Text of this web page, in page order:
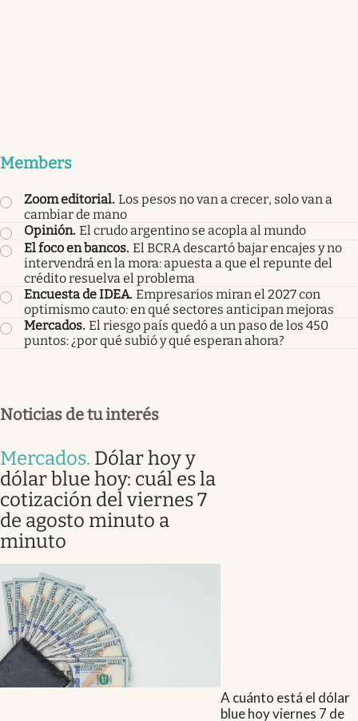
Members
Zoom editorial. Los pesos no van a crecer, solo van a
cambiar de mano
Opinión. El crudo argentino se acopla al mundo
El foco en bancos. El BCRA descartó bajar encajes y no
intervendrá en la mora: apuesta a que el repunte del
crédito resuelva el problema
Encuesta de IDEA. Empresarios miran el 2027 con
optimismo cauto: en qué sectores anticipan mejoras
Mercados. El riesgo país quedó a un paso de los 450
puntos: ¿por qué subió y qué esperan ahora?
Noticias de tu interés
Mercados. Dólar hoy y
dólar blue hoy: cuál es la
cotización del viernes 7
de agosto minuto a
minuto
A cuánto está el dólar
blue hoy viernes 7 de